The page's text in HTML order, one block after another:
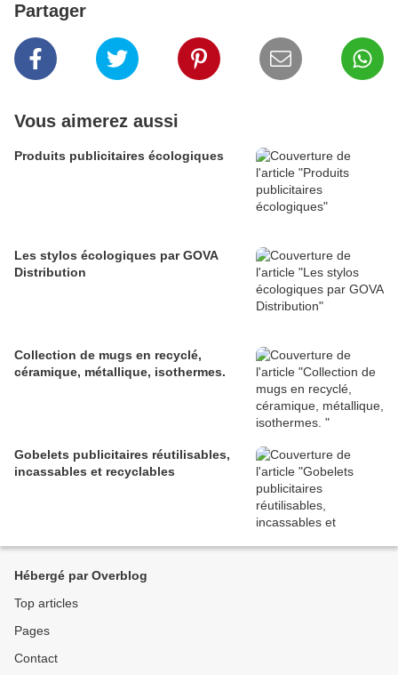
Partager
Vous aimerez aussi
Produits publicitaires écologiques
Les stylos écologiques par GOVA
Distribution
Collection de mugs en recyclé,
céramique, métallique, isothermes.
Gobelets publicitaires réutilisables,
incassables et recyclables
Hébergé par Overblog
Top articles
Pages
Contact